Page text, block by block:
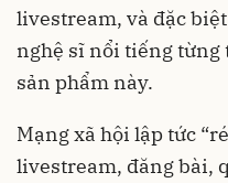
livestream, và đặc
nghệ sĩ nổi tiếng từng
sản phẩm này.
Mạng xã hội lập tức
livestream, đăng bài,